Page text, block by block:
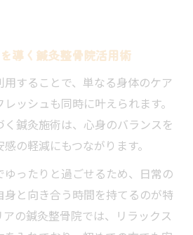
重視した鍼灸整骨院の施術の
りな鍼灸整骨院のリラクゼー
いが休日の質を高める秘訣と
日に癒す春町の方法
休日の体の重だるさを解消
鍼灸整骨院の身体リセット術
アは鍼灸整骨院がサポート
導く鍼灸整骨院活用術
することで、単なる身体のケア
ッシュも同時に叶えられます。
鍼灸施術は、心身のバランスを
の軽減にもつながります。
ったりと過ごせるため、日常の
と向き合う時間を持てるのが特
の鍼灸整骨院では、リラックス